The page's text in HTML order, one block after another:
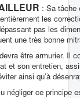
: Sa tâche
les
pas les
une très bonne
être armurier. Il
et son entretien,
ainsi qu’à
négliger ce principe